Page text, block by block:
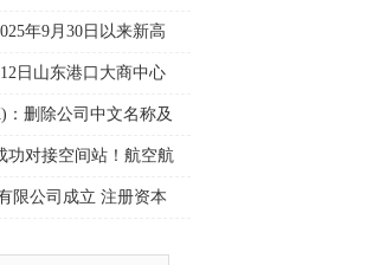
年9月30日以来新高
日山东港口大商中心
热轧C料价格微幅下跌
：删除公司中文名称及
点
功对接空间站！航空航
盘中净申购超1500万
限公司成立 注册资本